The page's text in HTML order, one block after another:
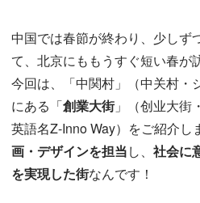
中国では春節が終わり、少しず
て、北京にももうすぐ短い春が
今回は、「中関村」（中关村・
にある「創業大街」（创业大街
英語名Z-Inno Way）をご紹介し
画・デザインを担当し、社会に
を実現した街なんです！